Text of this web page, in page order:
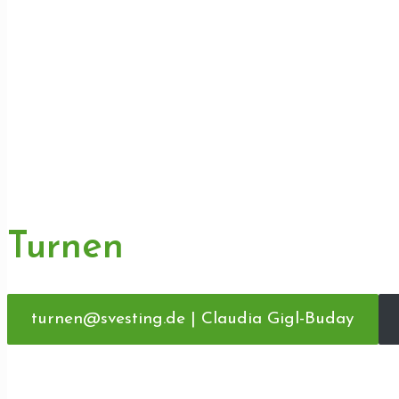
Turnen
turnen@svesting.de | Claudia Gigl-Buday